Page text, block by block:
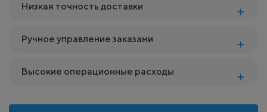
Низкая точность доставки
Ручное управление заказами
Высокие операционные расходы